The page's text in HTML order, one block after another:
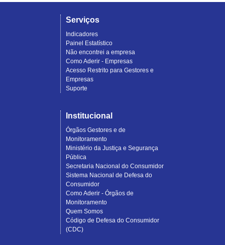
Serviços
Indicadores
Painel Estatístico
Não encontrei a empresa
Como Aderir - Empresas
Acesso Restrito para Gestores e
Empresas
Suporte
Institucional
Órgãos Gestores e de
Monitoramento
Ministério da Justiça e Segurança
Pública
Secretaria Nacional do Consumidor
Sistema Nacional de Defesa do
Consumidor
Como Aderir - Órgãos de
Monitoramento
Quem Somos
Código de Defesa do Consumidor
(CDC)